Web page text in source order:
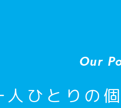
Our
人ひとりの